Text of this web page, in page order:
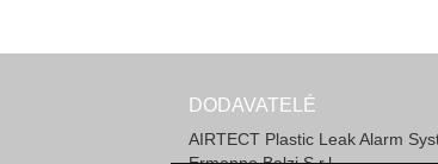
DODAVATELÉ
AIRTECT Plastic Leak Alarm